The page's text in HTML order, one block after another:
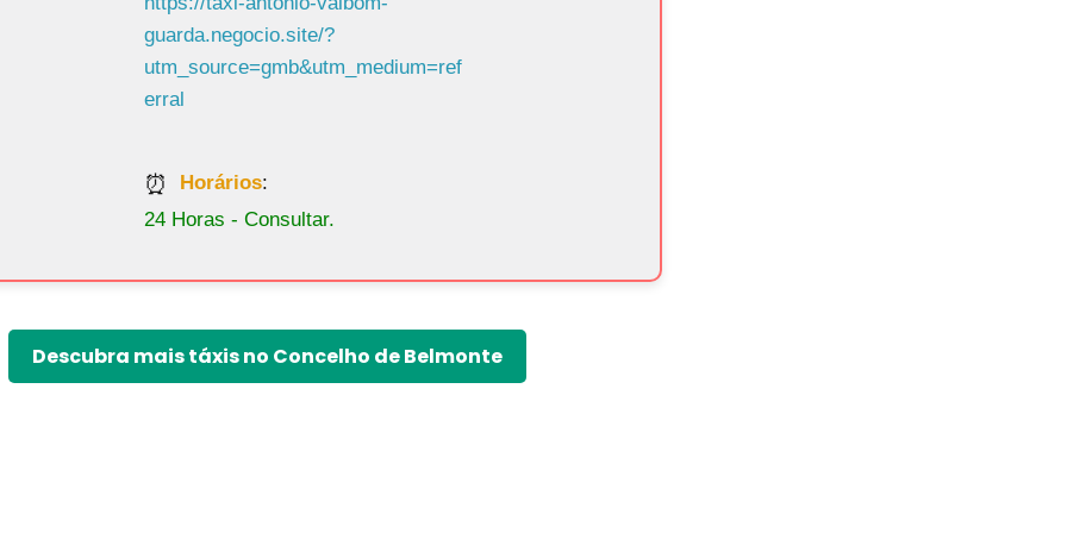
guarda.negocio.site/?
utm_source=gmb&utm_medium=ref
erral
Horários:
24 Horas - Consultar.
Descubra mais táxis no Concelho de Belmonte